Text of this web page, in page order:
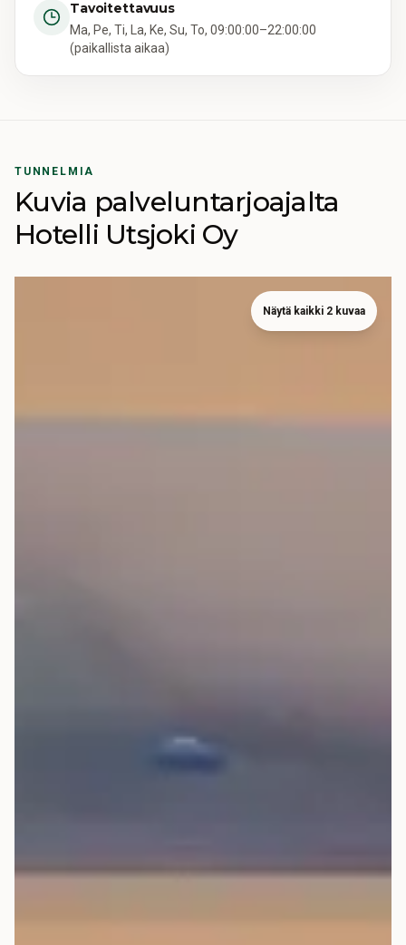
Tavoitettavuus
Ma, Pe, Ti, La, Ke, Su, To, 09:00:00–22:00:00
(paikallista aikaa)
TUNNELMIA
Kuvia palveluntarjoajalta
Hotelli Utsjoki Oy
Näytä kaikki 2 kuvaa